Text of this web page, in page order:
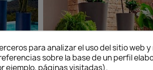
para analizar el uso del sitio web
sobre la base de un perfil
ejemplo, páginas visitadas).